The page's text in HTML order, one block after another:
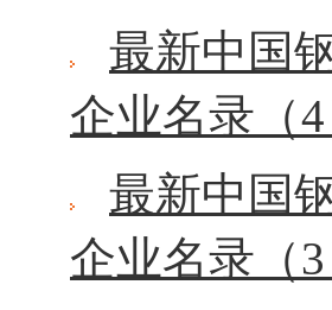
最新中国
企业名录（
最新中国
企业名录（